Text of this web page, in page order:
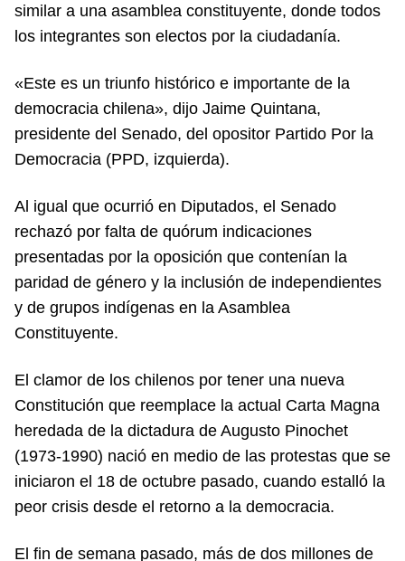
similar a una asamblea constituyente, donde todos
los integrantes son electos por la ciudadanía.
«Este es un triunfo histórico e importante de la
democracia chilena», dijo Jaime Quintana,
presidente del Senado, del opositor Partido Por la
Democracia (PPD, izquierda).
Al igual que ocurrió en Diputados, el Senado
rechazó por falta de quórum indicaciones
presentadas por la oposición que contenían la
paridad de género y la inclusión de independientes
y de grupos indígenas en la Asamblea
Constituyente.
El clamor de los chilenos por tener una nueva
Constitución que reemplace la actual Carta Magna
heredada de la dictadura de Augusto Pinochet
(1973-1990) nació en medio de las protestas que se
iniciaron el 18 de octubre pasado, cuando estalló la
peor crisis desde el retorno a la democracia.
El fin de semana pasado, más de dos millones de